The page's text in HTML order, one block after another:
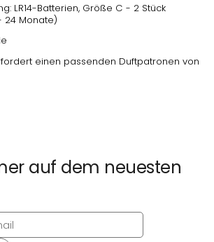
LR14-Batterien, Größe C - 2 Stück
24 Monate)
einen passenden Duftpatronen von
auf dem neuesten